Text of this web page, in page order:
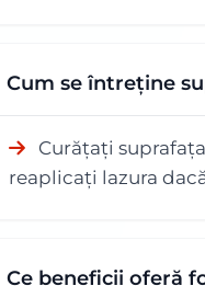
Cum se întreține
Curățați
reaplicați lazura
Ce beneficii oferă